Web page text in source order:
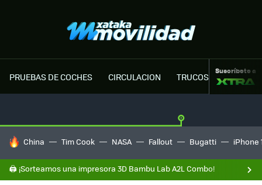
PRUEBAS DE COCHES CIRCULACION TRUCOS MOTOR
Suscríbete a
HOY SE HABLA DE
China Tim Cook NASA Fallout Bugatti iPhone
🖨️ ¡Sorteamos una impresora 3D Bambu Lab A2L Combo!